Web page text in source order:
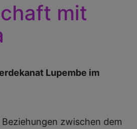
mit
Lupembe im
zwischen dem